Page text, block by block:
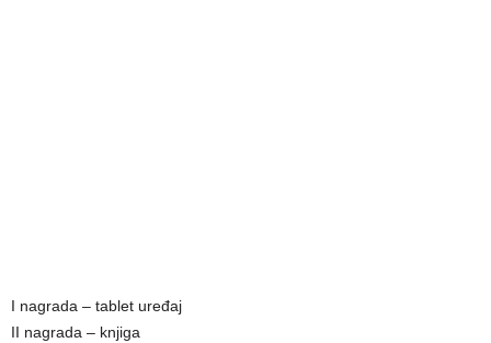
I nagrada – tablet uređaj
II nagrada – knjiga